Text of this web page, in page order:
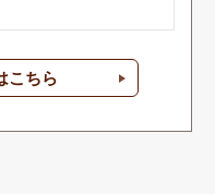
こちら